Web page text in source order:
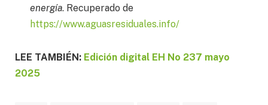
energía. Recuperado de
https://www.aguasresiduales.info/
LEE TAMBIÉN: Edición digital EH No 237 mayo
2025